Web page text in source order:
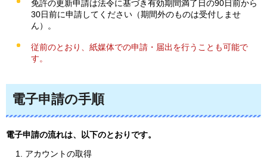
免許の更新申請は法令に基づき有効期間満了日の90日前から
30日前に申請してください（期間外のものは受付しませ
ん）。
従前のとおり、紙媒体での申請・届出を行うことも可能で
す。
電子申請の手順
電子申請の流れは、以下のとおりです。
アカウントの取得